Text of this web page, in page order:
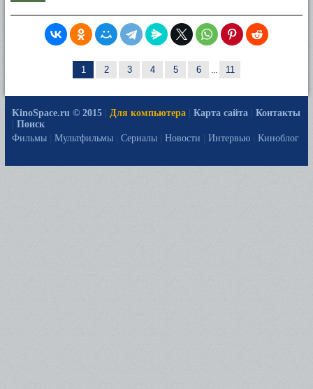
1 2 3 4 5 6 ... 11
KinoSpace.ru © 2015 Для компьютера Карта сайта
Контакты
Поиск
Фильмы
Мультфильмы Сериалы Новости Интервью Киноблог